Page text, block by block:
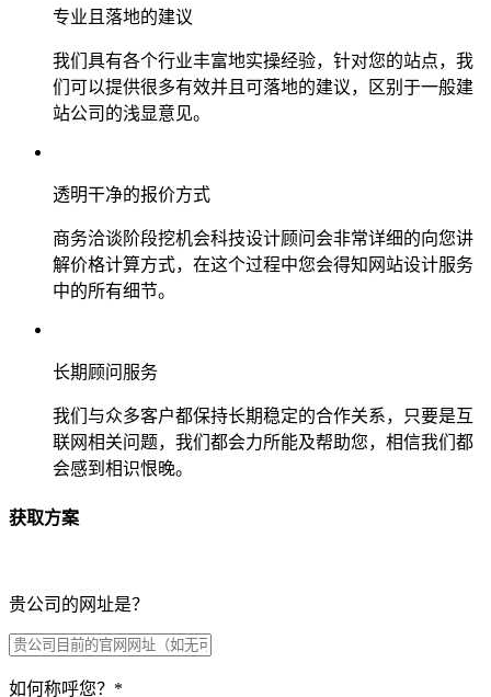
专业且落地的建议
我们具有各个行业丰富地实操经验，针对您的站点，我
们可以提供很多有效并且可落地的建议，区别于一般建
站公司的浅显意见。
透明干净的报价方式
商务洽谈阶段挖机会科技设计顾问会非常详细的向您讲
解价格计算方式，在这个过程中您会得知网站设计服务
中的所有细节。
长期顾问服务
我们与众多客户都保持长期稳定的合作关系，只要是互
联网相关问题，我们都会力所能及帮助您，相信我们都
会感到相识恨晚。
获取方案
贵公司的网址是？
如何称呼您？ *